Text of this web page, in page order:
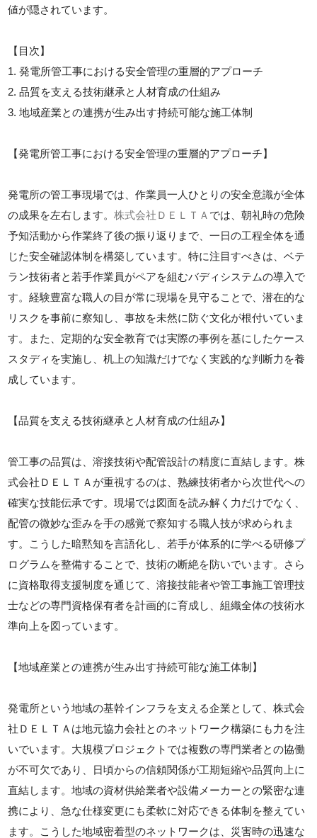
値が隠されています。
【目次】
1. 発電所管工事における安全管理の重層的アプローチ
2. 品質を支える技術継承と人材育成の仕組み
3. 地域産業との連携が生み出す持続可能な施工体制
【発電所管工事における安全管理の重層的アプローチ】
発電所の管工事現場では、作業員一人ひとりの安全意識が全体
の成果を左右します。株式会社ＤＥＬＴＡ では、朝礼時の危険
予知活動から作業終了後の振り返りまで、一日の工程全体を通
じた安全確認体制を構築しています。特に注目すべきは、ベテ
ラン技術者と若手作業員がペアを組むバディシステムの導入で
す。経験豊富な職人の目が常に現場を見守ることで、潜在的な
リスクを事前に察知し、事故を未然に防ぐ文化が根付いていま
す。また、定期的な安全教育では実際の事例を基にしたケース
スタディを実施し、机上の知識だけでなく実践的な判断力を養
成しています。
【品質を支える技術継承と人材育成の仕組み】
管工事の品質は、溶接技術や配管設計の精度に直結します。株
式会社ＤＥＬＴＡが重視するのは、熟練技術者から次世代への
確実な技能伝承です。現場では図面を読み解く力だけでなく、
配管の微妙な歪みを手の感覚で察知する職人技が求められま
す。こうした暗黙知を言語化し、若手が体系的に学べる研修プ
ログラムを整備することで、技術の断絶を防いでいます。さら
に資格取得支援制度を通じて、溶接技能者や管工事施工管理技
士などの専門資格保有者を計画的に育成し、組織全体の技術水
準向上を図っています。
【地域産業との連携が生み出す持続可能な施工体制】
発電所という地域の基幹インフラを支える企業として、株式会
社ＤＥＬＴＡは地元協力会社とのネットワーク構築にも力を注
いでいます。大規模プロジェクトでは複数の専門業者との協働
が不可欠であり、日頃からの信頼関係が工期短縮や品質向上に
直結します。地域の資材供給業者や設備メーカーとの緊密な連
携により、急な仕様変更にも柔軟に対応できる体制を整えてい
ます。こうした地域密着型のネットワークは、災害時の迅速な